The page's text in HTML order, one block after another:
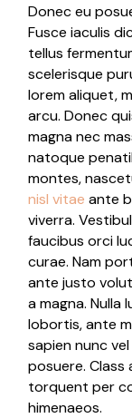
Donec eu
Fusce iaculis
tellus
scelerisque
lorem aliquet,
arcu. Donec
magna nec
natoque
montes,
nisl vitae ante
viverra.
faucibus orci
curae. Nam
ante justo
a magna. Nulla
lobortis, ante
sapien nunc
posuere.
torquent per
himenaeos.